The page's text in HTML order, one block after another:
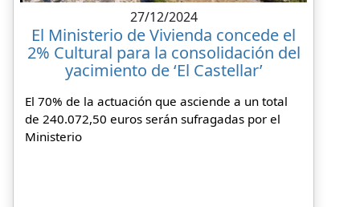
27/12/2024
El Ministerio de Vivienda concede el
2% Cultural para la consolidación del
yacimiento de ‘El Castellar’
El 70% de la actuación que asciende a un total
de 240.072,50 euros serán sufragadas por el
Ministerio